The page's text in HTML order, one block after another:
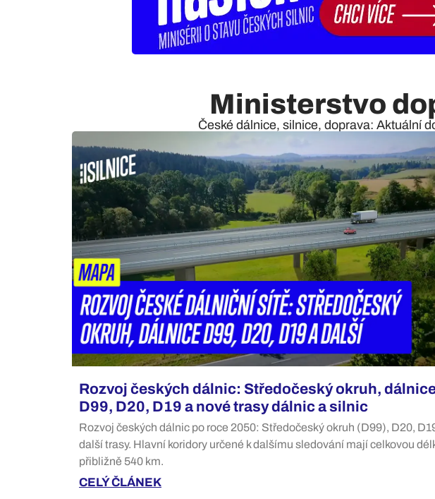
Ministerstvo
České dálnice, silnice, doprava: Aktuální
Rozvoj českých dálnic: Středočeský okruh,
D99, D20, D19 a nové trasy dálnic a silnic
Rozvoj českých dálnic po roce 2050: Středočeský okruh (D99), D20,
další trasy. Hlavní koridory určené k dalšímu sledování mají celkovou
přibližně 540 km.
CELÝ ČLÁNEK